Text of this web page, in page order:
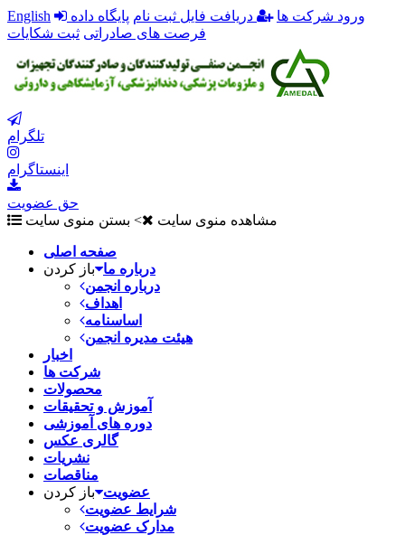
English ورود شرکت ها دریافت فایل ثبت نام پایگاه داده
فرصت های صادراتی ثبت شکایات
تلگرام
اینستاگرام
حق عضویت
مشاهده منوی سایت
> بستن منوی سایت
صفحه اصلی
درباره ما
باز کردن
درباره انجمن
اهداف
اساسنامه
هیئت مدیره انجمن
اخبار
شرکت ها
محصولات
آموزش و تحقیقات
دوره های آموزشی
گالری عکس
نشریات
مناقصات
عضویت
باز کردن
شرایط عضویت
مدارک عضویت